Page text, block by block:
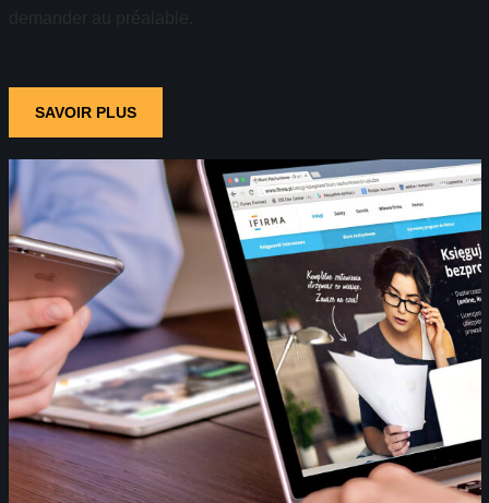
demander au préalable.
SAVOIR PLUS